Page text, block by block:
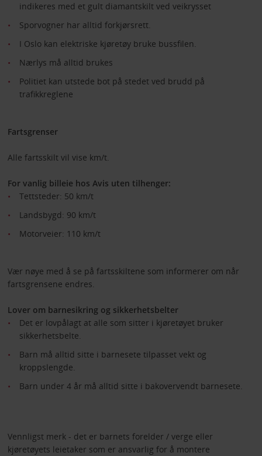
indikeres med et gult diamantskilt ved veikrysset
Sporvogner har alltid forkjørsrett.
I Oslo kan elektriske kjøretøy bruke bussfilen.
Nærlys må alltid brukes
Politiet kan utstede bot på stedet ved brudd på
trafikkreglene
Fartsgrenser
Alle fartsskilt vil vise km/t.
For vanlig billeie hos Avis uten tilhenger:
Tettsteder: 50 km/t
Landsbygd: 90 km/t
Motorveier: 110 km/t
Vær nøye med å se på fartsskiltene som informerer om når
fartsgrensene endres.
Lover om barnesikring og sikkerhetsbelter
Det er lovpålagt at alle som sitter i kjøretøyet bruker
sikkerhetsbelte.
Barn må alltid sitte i barnesete tilpasset vekt og
kroppslengde.
Barn under 4 år må alltid sitte i bakovervendt barnesete.
Vennligst merk - det er barnets forelder / verge eller
kjøretøyets leietaker som er ansvarlig for å montere